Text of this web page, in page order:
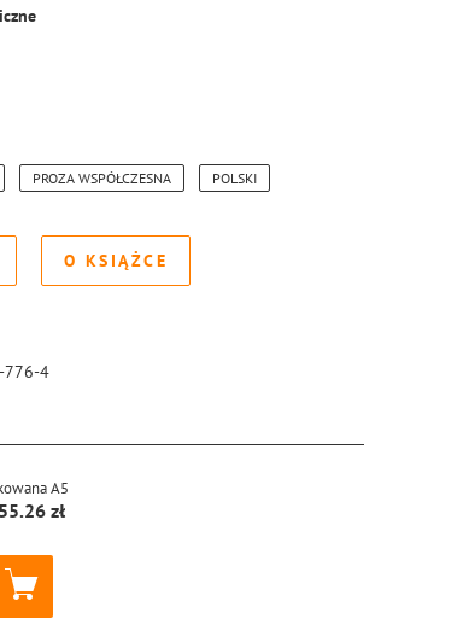
PROZA WSPÓŁCZESNA POLSKI
O KSIĄŻCE
776-4
A5
55.26